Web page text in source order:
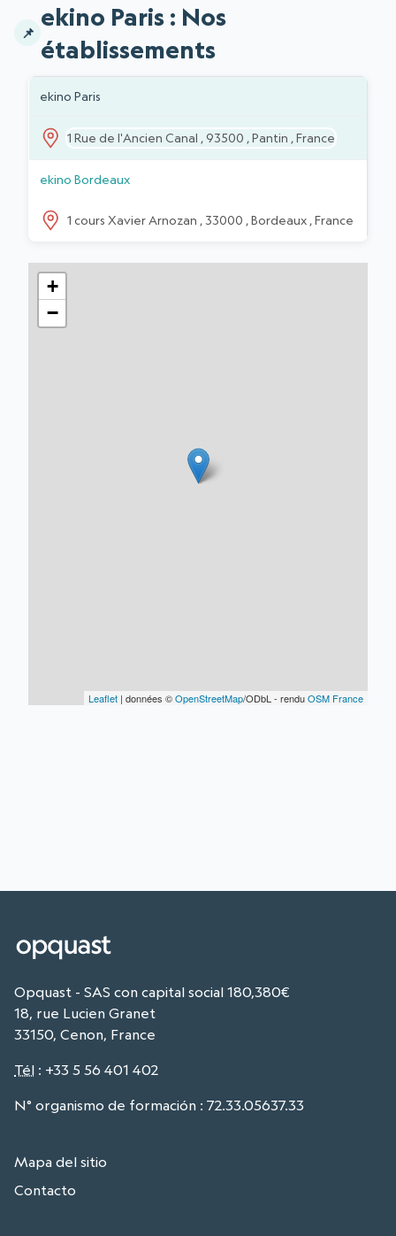
ekino Paris : Nos
établissements
INSTITUCIONES
ekino Paris
1 Rue de l'Ancien Canal , 93500 , Pantin , France
ekino Bordeaux
1 cours Xavier Arnozan , 33000 , Bordeaux , France
+
−
Leaflet | données ©OpenStreetMap/ODbL - renduOSM France
Opquast - SAS con capital social 180,380€
18, rue Lucien Granet
33150, Cenon, France
Tél : +33 5 56 401 402
N° organismo de formación : 72.33.05637.33
Mapa del sitio
Contacto